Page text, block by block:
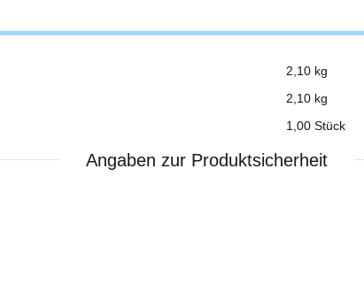
2,10 kg
2,10 kg
1,00 Stück
Angaben zur Produktsicherheit